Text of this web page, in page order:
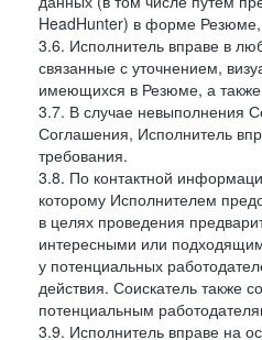
HeadHunter) в форме Резюме,
3.6. Исполнитель вправе в
связанные с уточнением,
имеющихся в Резюме, а
3.7. В случае невыполнения
Соглашения, Исполнитель
требования.
3.8. По контактной
которому Исполнителем
в целях проведения
интересными или
у потенциальных
действия. Соискатель также
потенциальным
3.9. Исполнитель вправе на